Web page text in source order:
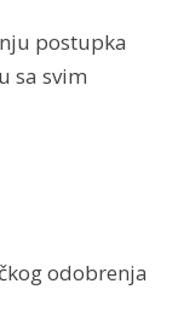
postupka
sa svim
odobrenja